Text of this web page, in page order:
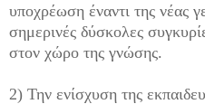
υποχρέωση έναντι της νέας
σημερινές δύσκολες
στον χώρο της γνώσης.
2) Την ενίσχυση της